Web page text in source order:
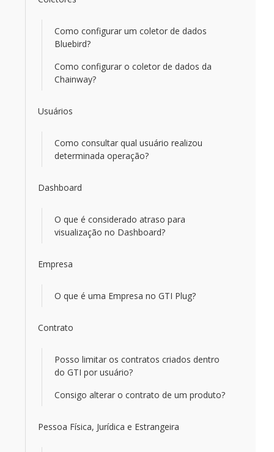
Como configurar um coletor de dados
Bluebird?
Como configurar o coletor de dados da
Chainway?
Usuários
Como consultar qual usuário realizou
determinada operação?
Dashboard
O que é considerado atraso para
visualização no Dashboard?
Empresa
O que é uma Empresa no GTI Plug?
Contrato
Posso limitar os contratos criados dentro
do GTI por usuário?
Consigo alterar o contrato de um produto?
Pessoa Física, Jurídica e Estrangeira